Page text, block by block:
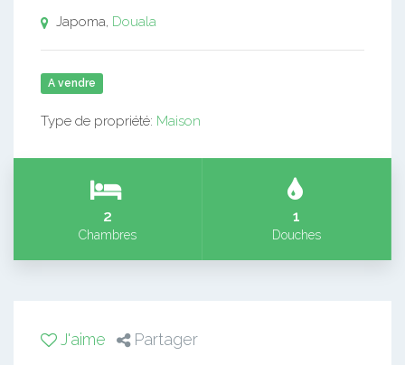
Japoma, Douala
A vendre
Type de propriété: Maison
2
Chambres
1
Douches
J'aime Partager